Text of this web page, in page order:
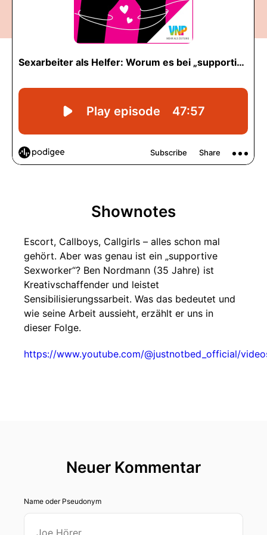
Shownotes
Escort, Callboys, Callgirls – alles schon mal
gehört. Aber was genau ist ein „supportive
Sexworker“? Ben Nordmann (35 Jahre) ist
Kreativschaffender und leistet
Sensibilisierungssarbeit. Was das bedeutet und
wie seine Arbeit aussieht, erzählt er uns in
dieser Folge.
https://www.youtube.com/@justnotbed_official/
Neuer Kommentar
Name oder Pseudonym